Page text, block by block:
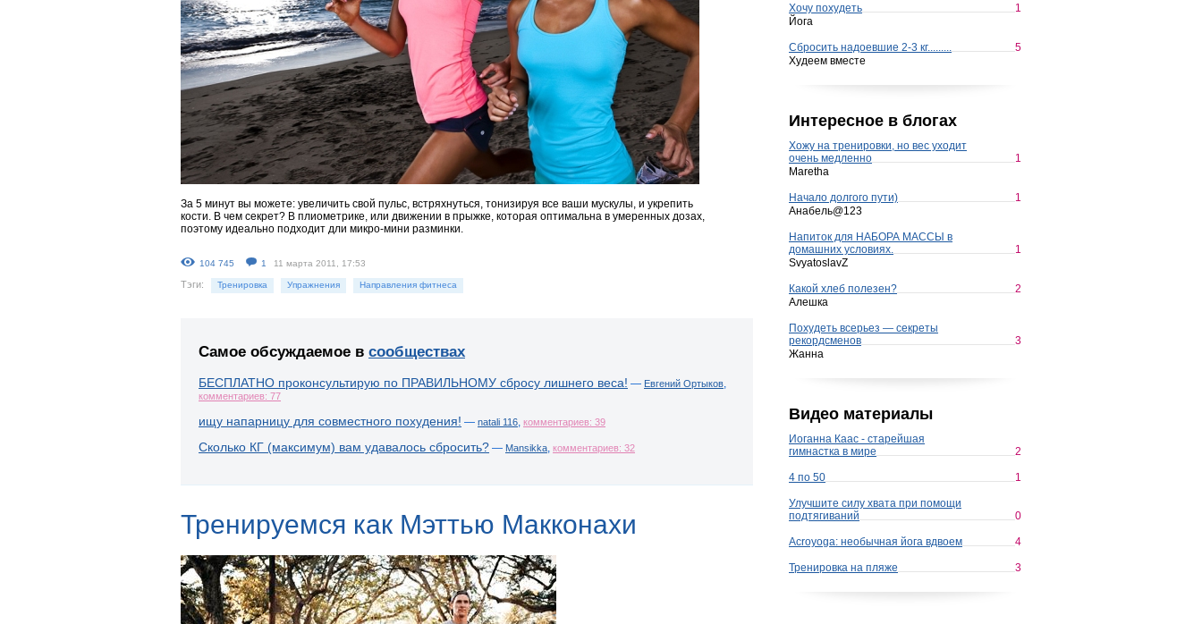
За 5 минут вы можете: увеличить свой пульс, встряхнуться, тонизируя все ваши мускулы, и укрепить
кости. В чем секрет? В плиометрике, или движении в прыжке, которая оптимальна в умеренных дозах,
поэтому идеально подходит дли микро-мини разминки.
104 745 1 11 марта 2011, 17:53
Тэги: Тренировка Упражнения Направления фитнеса
Самое обсуждаемое в сообществах
БЕСПЛАТНО проконсультирую по ПРАВИЛЬНОМУ сбросу лишнего веса! — Евгений Ортыков,
комментариев: 77
ищу напарницу для совместного похудения! — natali 116, комментариев: 39
Сколько КГ (максимум) вам удавалось сбросить? — Mansikka, комментариев: 32
Тренируемся как Мэттью Макконахи
Хочу похудеть
1
Йога
Сбросить надоевшие 2-3 кг.........
5
Худеем вместе
Интересное в блогах
Хожу на тренировки, но вес уходит
очень медленно
1
Maretha
Начало долгого пути)
1
Анабель@123
Напиток для НАБОРА МАССЫ в
домашних условиях.
1
SvyatoslavZ
Какой хлеб полезен?
2
Алешка
Похудеть всерьез — секреты
рекордсменов
3
Жанна
Видео материалы
Иоганна Каас - старейшая
гимнастка в мире
2
4 по 50 1
Улучшите силу хвата при помощи
подтягиваний
0
Acroyoga: необычная йога вдвоем 4
Тренировка на пляже 3